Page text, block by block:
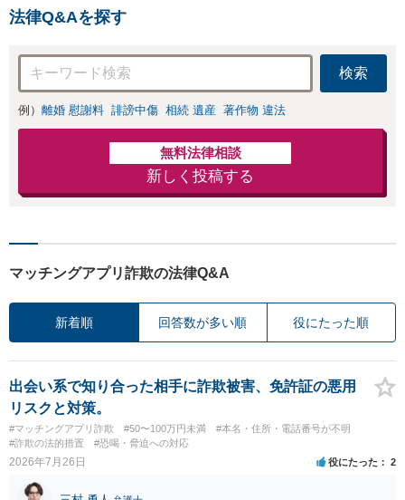
法律Q&Aを探す
検索
例） 離婚 慰謝料 誹謗中傷 相続 遺産 著作物 違法
無料法律相談
新しく投稿する
マッチングアプリ詐欺の法律Q&A
新着順 回答数が多い順 役にたった順
出会い系で知り合った相手に詐欺被害、免許証の悪用
リスクと対策。
#マッチングアプリ詐欺 #50〜100万円未満
#本名・住所・電話番号が不明
#詐欺の法的措置
#恐喝・脅迫への対応
2026年7月26日 役にたった 2